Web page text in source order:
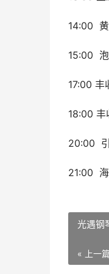
14:00
15:00
17:00 丰
18:00 丰
20:00
21:00
光遇钢
« 上一篇